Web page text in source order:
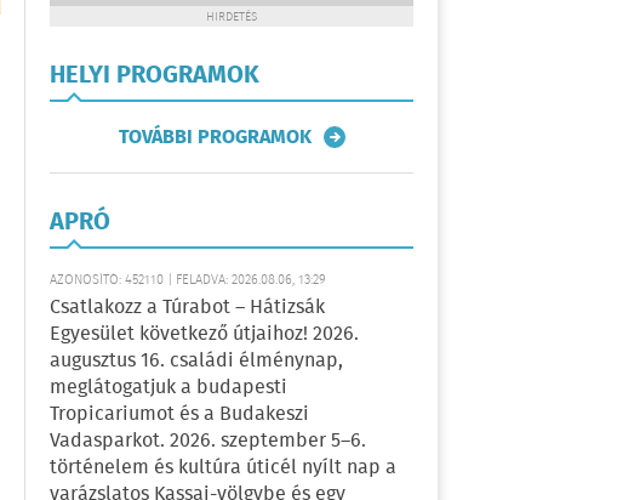
HIRDETÉS
HELYI PROGRAMOK
TOVÁBBI PROGRAMOK
APRÓ
AZONOSÍTÓ: 452110 | FELADVA: 2026.08.06, 13:29
Csatlakozz a Túrabot – Hátizsák
Egyesület következő útjaihoz! 2026.
augusztus 16. családi élménynap,
meglátogatjuk a budapesti
Tropicariumot és a Budakeszi
Vadasparkot. 2026. szeptember 5–6.
történelem és kultúra úticél nyílt nap a